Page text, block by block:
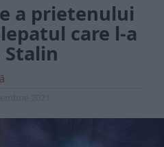
a prietenului
care l-a
Stalin